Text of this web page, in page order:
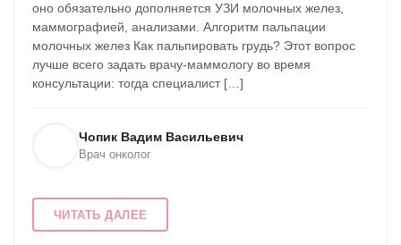
оно обязательно дополняется УЗИ молочных желез,
маммографией, анализами. Алгоритм пальпации
молочных желез Как пальпировать грудь? Этот вопрос
лучше всего задать врачу-маммологу во время
консультации: тогда специалист […]
Чопик Вадим Васильевич
Врач онколог
ЧИТАТЬ ДАЛЕЕ